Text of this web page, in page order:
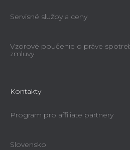
Servisné služby a ceny
Vzorové poučenie o práve
zmluvy
Kontakty
Program pro affiliate partnery
Slovensko